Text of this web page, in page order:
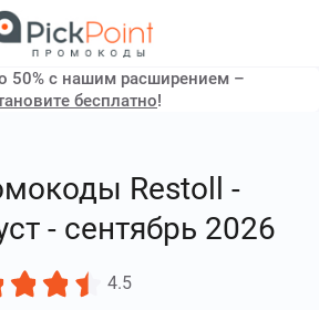
50% с нашим расширением –
бесплатно!
Restoll -
- сентябрь 2026
4.5